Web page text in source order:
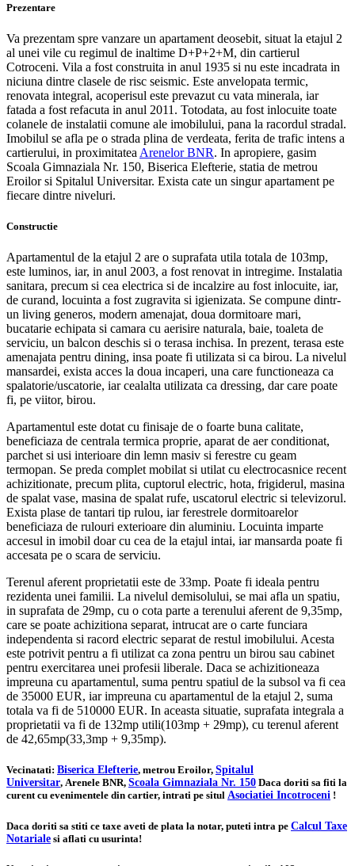
Prezentare
Va prezentam spre vanzare un apartament deosebit, situat la etajul 2
al unei vile cu regimul de inaltime D+P+2+M, din cartierul
Cotroceni. Vila a fost construita in anul 1935 si nu este incadrata in
niciuna dintre clasele de risc seismic. Este anvelopata termic,
renovata integral, acoperisul este prevazut cu vata minerala, iar
fatada a fost refacuta in anul 2011. Totodata, au fost inlocuite toate
colanele de instalatii comune ale imobilului, pana la racordul stradal.
Imobilul se afla pe o strada plina de verdeata, ferita de trafic intens a
cartierului, in proximitatea Arenelor BNR. In apropiere, gasim
Scoala Gimnaziala Nr. 150, Biserica Elefterie, statia de metrou
Eroilor si Spitalul Universitar. Exista cate un singur apartament pe
fiecare dintre niveluri.
Constructie
Apartamentul de la etajul 2 are o suprafata utila totala de 103mp,
este luminos, iar, in anul 2003, a fost renovat in intregime. Instalatia
sanitara, precum si cea electrica si de incalzire au fost inlocuite, iar,
de curand, locuinta a fost zugravita si igienizata. Se compune dintr-
un living generos, modern amenajat, doua dormitoare mari,
bucatarie echipata si camara cu aerisire naturala, baie, toaleta de
serviciu, un balcon deschis si o terasa inchisa. In prezent, terasa este
amenajata pentru dining, insa poate fi utilizata si ca birou. La nivelul
mansardei, exista acces la doua incaperi, una care functioneaza ca
spalatorie/uscatorie, iar cealalta utilizata ca dressing, dar care poate
fi, pe viitor, birou.
Apartamentul este dotat cu finisaje de o foarte buna calitate,
beneficiaza de centrala termica proprie, aparat de aer conditionat,
parchet si usi interioare din lemn masiv si ferestre cu geam
termopan. Se preda complet mobilat si utilat cu electrocasnice recent
achizitionate, precum plita, cuptorul electric, hota, frigiderul, masina
de spalat vase, masina de spalat rufe, uscatorul electric si televizorul.
Exista plase de tantari tip rulou, iar ferestrele dormitoarelor
beneficiaza de rulouri exterioare din aluminiu. Locuinta imparte
accesul in imobil doar cu cea de la etajul intai, iar mansarda poate fi
accesata pe o scara de serviciu.
Terenul aferent proprietatii este de 33mp. Poate fi ideala pentru
rezidenta unei familii. La nivelul demisolului, se mai afla un spatiu,
in suprafata de 29mp, cu o cota parte a terenului aferent de 9,35mp,
care se poate achizitiona separat, intrucat are o carte funciara
independenta si racord electric separat de restul imobilului. Acesta
este potrivit pentru a fi utilizat ca zona pentru un birou sau cabinet
pentru exercitarea unei profesii liberale. Daca se achizitioneaza
impreuna cu apartamentul, suma pentru spatiul de la subsol va fi cea
de 35000 EUR, iar impreuna cu apartamentul de la etajul 2, suma
totala va fi de 510000 EUR. In aceasta situatie, suprafata integrala a
proprietatii va fi de 132mp utili(103mp + 29mp), cu terenul aferent
de 42,65mp(33,3mp + 9,35mp).
Vecinatati: Biserica Elefterie, metrou Eroilor, Spitalul
Universitar, Arenele BNR, Scoala Gimnaziala Nr. 150 Daca doriti sa fiti la
curent cu evenimentele din cartier, intrati pe situl Asociatiei Incotroceni !
Daca doriti sa stiti ce taxe aveti de plata la notar, puteti intra pe Calcul Taxe
Notariale si aflati cu usurinta!